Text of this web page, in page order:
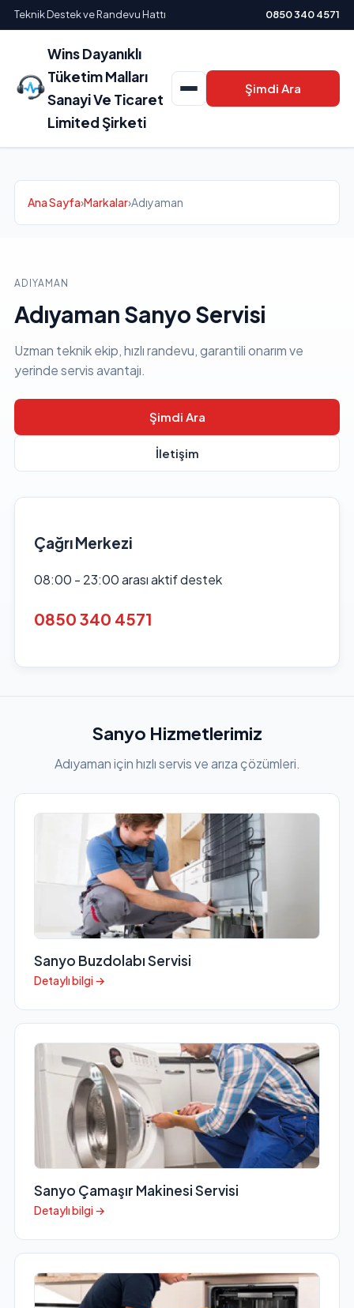
Teknik Destek ve Randevu Hattı 0850 340 4571
Wins Dayanıklı
Tüketim Malları
Sanayi Ve Ticaret
Limited Şirketi
Şimdi Ara
Ana Sayfa›Markalar›Adıyaman
ADIYAMAN
Adıyaman Sanyo Servisi
Uzman teknik ekip, hızlı randevu, garantili onarım ve
yerinde servis avantajı.
Şimdi Ara
İletişim
Çağrı Merkezi
08:00 - 23:00 arası aktif destek
0850 340 4571
Sanyo Hizmetlerimiz
Adıyaman için hızlı servis ve arıza çözümleri.
Sanyo Buzdolabı Servisi
Detaylı bilgi →
Sanyo Çamaşır Makinesi Servisi
Detaylı bilgi →